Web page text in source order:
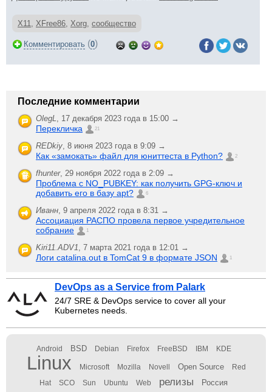
X11, XFree86, Xorg, сообщество
Комментировать (0)
Последние комментарии
OlegL, 17 декабря 2023 года в 15:00 →
Перекличка 21
REDkiy, 8 июня 2023 года в 9:09 →
Как «замокать» файл для юниттеста в Python? 2
fhunter, 29 ноября 2022 года в 2:09 →
Проблема с NO_PUBKEY: как получить GPG-ключ и
добавить его в базу apt?
6
Иванн, 9 апреля 2022 года в 8:31 →
Ассоциация РАСПО провела первое учредительное
собрание
1
Kiri11.ADV1, 7 марта 2021 года в 12:01 →
Логи catalina.out в TomCat 9 в формате JSON 1
DevOps as a Service from Palark
24/7 SRE & DevOps service to cover all your
Kubernetes needs.
Android BSD Debian Firefox FreeBSD IBM KDE
Linux Microsoft Mozilla Novell Open Source Red
Hat SCO Sun Ubuntu Web релизы Россия